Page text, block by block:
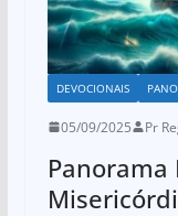
DEVOCIONAIS
05/09/2025 Pr
Panorama